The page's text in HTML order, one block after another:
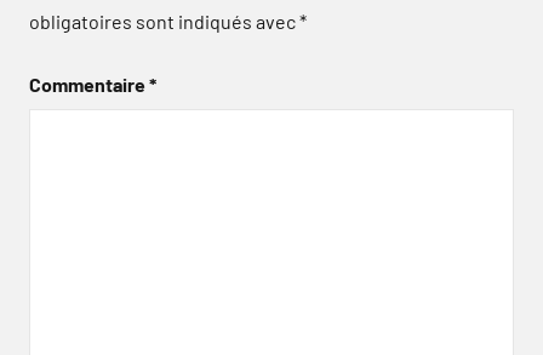
obligatoires sont indiqués avec*
Commentaire*